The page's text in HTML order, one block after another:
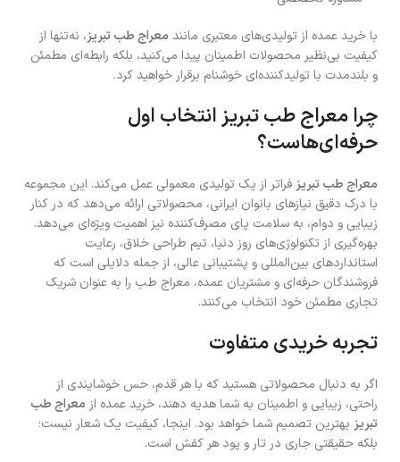
با خرید عمده از تولیدی‌های معتبری مانند معراج طب تبریز، نه‌تنها از
کیفیت بی‌نظیر محصولات اطمینان پیدا می‌کنید، بلکه رابطه‌ای مطمئن
و بلندمدت با تولیدکننده‌ای خوشنام برقرار خواهید کرد.
چرا معراج طب تبریز انتخاب اول
حرفه‌ای‌هاست؟
معراج طب تبریز فراتر از یک تولیدی معمولی عمل می‌کند. این مجموعه
با درک دقیق نیازهای بانوان ایرانی، محصولاتی ارائه می‌دهد که در کنار
زیبایی و دوام، به سلامت پای مصرف‌کننده نیز اهمیت ویژه‌ای می‌دهد.
بهره‌گیری از تکنولوژی‌های روز دنیا، تیم طراحی خلاق، رعایت
استانداردهای بین‌المللی و پشتیبانی عالی، از جمله دلایلی است که
فروشندگان حرفه‌ای و مشتریان عمده، معراج طب را به عنوان شریک
تجاری مطمئن خود انتخاب می‌کنند.
تجربه خریدی متفاوت
اگر به دنبال محصولاتی هستید که با هر قدم، حس خوشایندی از
راحتی، زیبایی و اطمینان به شما هدیه دهند، خرید عمده از معراج طب
تبریز بهترین تصمیم شما خواهد بود. اینجا، کیفیت یک شعار نیست؛
بلکه حقیقتی جاری در تار و پود هر کفش است.